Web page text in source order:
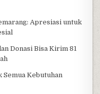
Apresiasi untuk
Donasi Bisa Kirim 81
Kebutuhan